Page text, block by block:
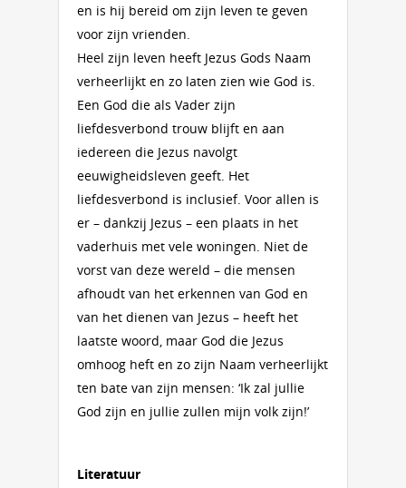
en is hij bereid om zijn leven te geven
voor zijn vrienden.
Heel zijn leven heeft Jezus Gods Naam
verheerlijkt en zo laten zien wie God is.
Een God die als Vader zijn
liefdesverbond trouw blijft en aan
iedereen die Jezus navolgt
eeuwigheidsleven geeft. Het
liefdesverbond is inclusief. Voor allen is
er – dankzij Jezus – een plaats in het
vaderhuis met vele woningen. Niet de
vorst van deze wereld – die mensen
afhoudt van het erkennen van God en
van het dienen van Jezus – heeft het
laatste woord, maar God die Jezus
omhoog heft en zo zijn Naam verheerlijkt
ten bate van zijn mensen: ‘Ik zal jullie
God zijn en jullie zullen mijn volk zijn!’
Literatuur